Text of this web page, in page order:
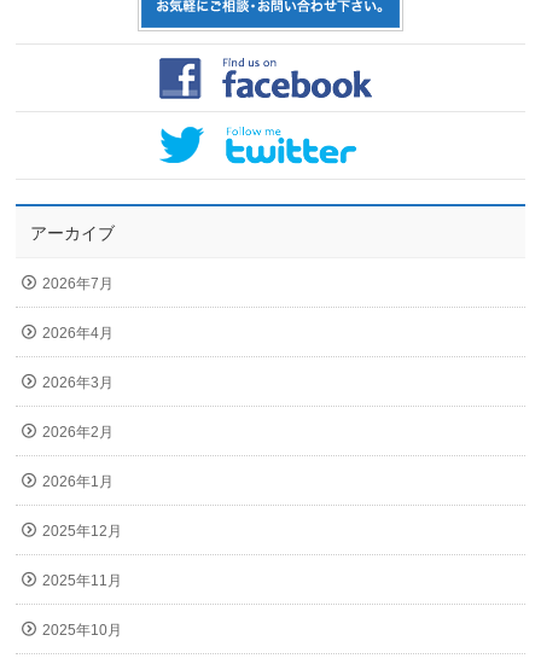
アーカイブ
2026年7月
2026年4月
2026年3月
2026年2月
2026年1月
2025年12月
2025年11月
2025年10月